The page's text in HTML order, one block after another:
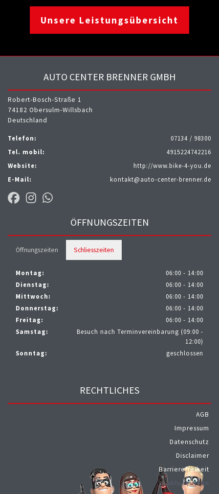
Unsere Leistungsübersicht
AUTO CENTER BRENNER GMBH
Robert-Bosch-Straße 1
74182 Obersulm-Willsbach
Deutschland
Telefon:
07134 / 98300
Tel. mobil:
4915224742216
Website:
http://www.bike-4-you.de
E-Mail:
kontakt@auto-center-brenner.de
ÖFFNUNGSZEITEN
Öffnungszeiten Schliesszeiten
Montag:
06:00 - 14:00
Dienstag:
06:00 - 14:00
Mittwoch:
06:00 - 14:00
Donnerstag:
06:00 - 14:00
Freitag:
06:00 - 14:00
Samstag:
Besuch nach Terminvereinbarung (09:00 -
12:00)
Sonntag:
geschlossen
RECHTLICHES
AGB
Impressum
Datenschutz
Disclaimer
Barrierefreiheit
aktualisieren